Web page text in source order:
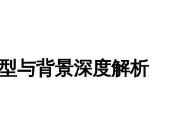
与背景深度解析